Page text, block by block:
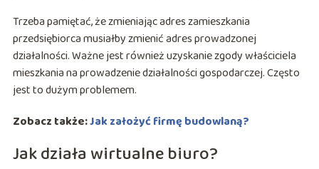
Trzeba pamiętać, że zmieniając adres zamieszkania
przedsiębiorca musiałby zmienić adres prowadzonej
działalności. Ważne jest również uzyskanie zgody właściciela
mieszkania na prowadzenie działalności gospodarczej. Często
jest to dużym problemem.
Zobacz także:Jak założyć firmę budowlaną?
Jak działa wirtualne biuro?